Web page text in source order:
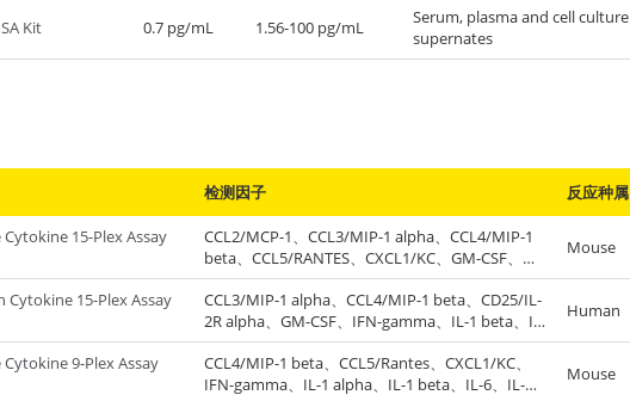
Kit 0.7 pg/mL 1.56-100 pg/mL
Serum, plasma and cell culture
supernates
检测因子 反应种属
15-Plex Assay
CCL2/MCP-1、CCL3/MIP-1 alpha、CCL4/MIP-1
beta、CCL5/RANTES、CXCL1/KC、GM-CSF、
IFN-gamma、IL-1 beta、IL-2、IL-4、IL-6、IL-
10、IL-12 p70、IL-12/IL-23 p40、TNF-alpha
Mouse
Cytokine 15-Plex Assay
CCL3/MIP-1 alpha、CCL4/MIP-1 beta、CD25/IL-
2R alpha、GM-CSF、IFN-gamma、IL-1 beta、IL-
2、IL-4、IL-5、IL-6、IL-8/CXCL8、IL-10、IL-
12/IL-23 p40、IL-17/IL-17A、TNF-alpha
Human
9-Plex Assay
CCL4/MIP-1 beta、CCL5/Rantes、CXCL1/KC、
IFN-gamma、IL-1 alpha、IL-1 beta、IL-6、IL-
Mouse